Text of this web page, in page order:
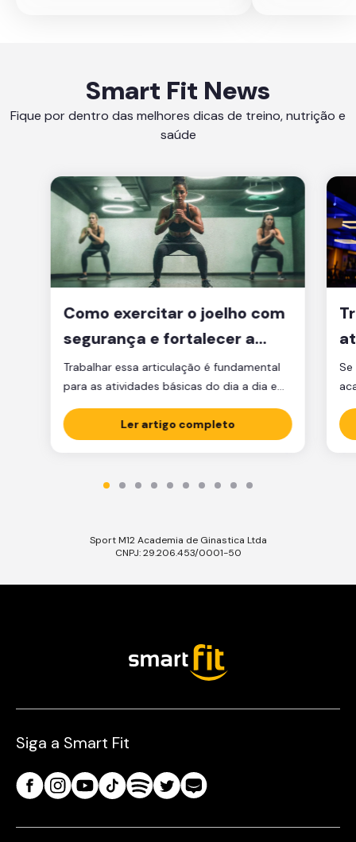
Smart Fit News
Fique por dentro das melhores dicas de treino, nutrição e
saúde
Como exercitar o joelho com
segurança e fortalecer a
articulação
Trabalhar essa articulação é fundamental
para as atividades básicas do dia a dia e
manter a qualidade de vida.
Ler artigo completo
Sport M12 Academia de Ginastica Ltda
CNPJ: 29.206.453/0001-50
Siga a Smart Fit